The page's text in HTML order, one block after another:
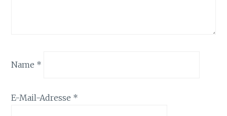
Name *
E-Mail-Adresse *